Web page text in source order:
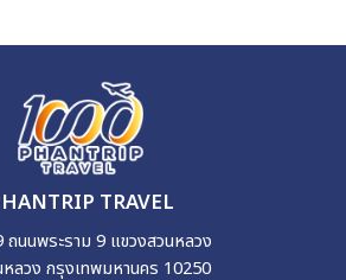
TRAVEL
ถนนพระราม 9 แขวงสวนหลวง
หลวง กรุงเทพมหานคร 10250